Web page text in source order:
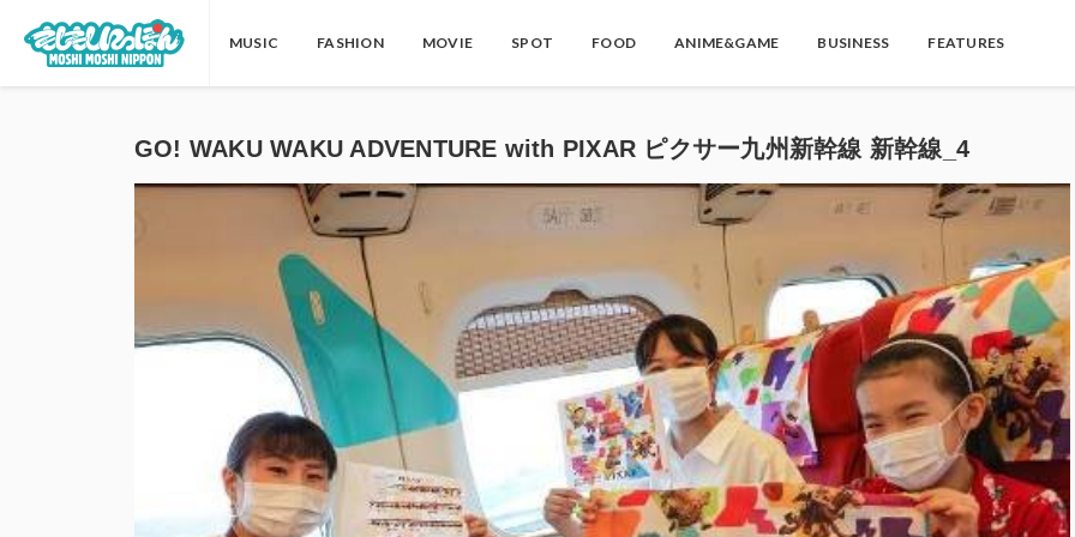
MUSIC FASHION MOVIE SPOT FOOD ANIME&GAME BUSINESS FEATURES
GO! WAKU WAKU ADVENTURE with PIXAR ピクサー九州新幹線 新幹線_4